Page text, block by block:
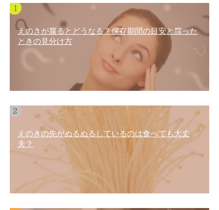
えのきが腐るとどうなる？保存期間の目安と腐った
ときの見分け方
えのきの先がぬるぬるしているのは食べても大丈
夫？